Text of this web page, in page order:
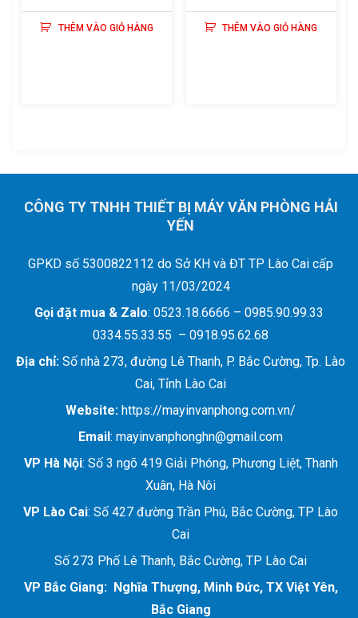
GỐC
LÀ:
HIỆN
TẠI
THÊM VÀO GIỎ HÀNG
GỐC
LÀ:
HIỆN
THÊM VÀO GIỎ HÀNG
CÔNG TY TNHH THIẾT BỊ MÁY VĂN PHÒNG HẢI
YẾN
GPKD số 5300822112 do Sở KH và ĐT TP Lào Cai cấp
ngày 11/03/2024
Gọi đặt mua & Zalo: 0523.18.6666 – 0985.90.99.33
0334.55.33.55 – 0918.95.62.68
Địa chỉ: Số nhà 273, đường Lê Thanh, P. Bắc Cường, Tp. Lào
Cai, Tỉnh Lào Cai
Website: https://mayinvanphong.com.vn/
Email: mayinvanphonghn@gmail.com
VP Hà Nội: Số 3 ngõ 419 Giải Phóng, Phương Liệt, Thanh
Xuân, Hà Nôi
VP Lào Cai: Số 427 đường Trần Phú, Bắc Cường, TP Lào
Cai
Số 273 Phố Lê Thanh, Bắc Cường, TP Lào Cai
VP Bắc Giang: Nghĩa Thượng, Minh Đức, TX Việt Yên,
Bắc Giang